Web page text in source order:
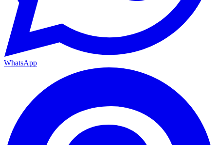
WhatsApp